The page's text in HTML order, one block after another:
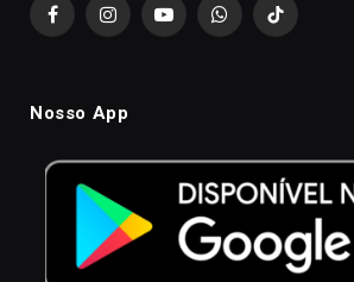
FacebookInstagramYouTubeWhatsAppTikTok
Nosso App